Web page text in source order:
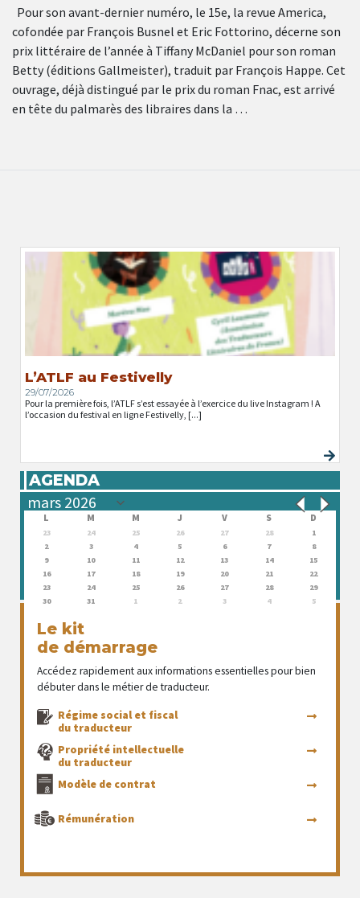
Pour son avant-dernier numéro, le 15e, la revue America,
cofondée par François Busnel et Eric Fottorino, décerne son
prix littéraire de l’année à Tiffany McDaniel pour son roman
Betty (éditions Gallmeister), traduit par François Happe. Cet
ouvrage, déjà distingué par le prix du roman Fnac, est arrivé
en tête du palmarès des libraires dans la …
L’ATLF au Festivelly
29/07/2026
Pour la première fois, l’ATLF s’est essayée à l’exercice du live Instagram ! A
l’occasion du festival en ligne Festivelly, [...]
AGENDA
L M M J V S D
23 24 25 26 27 28
1
2
3 4 5 6 7
8
9
10 11 12 13 14
15
16
17 18 19 20 21
22
23
24 25 26 27 28
29
30
31 1 2 3 4 5
Le kit
de démarrage
Accédez rapidement aux informations essentielles pour bien
débuter dans le métier de traducteur.
Régime social et fiscal
du traducteur
Propriété intellectuelle
du traducteur
Modèle de contrat
Rémunération